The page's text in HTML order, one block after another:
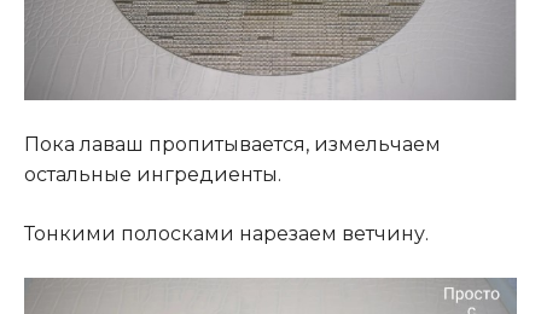
Пока лаваш пропитывается, измельчаем
остальные ингредиенты.
Тонкими полосками нарезаем ветчину.